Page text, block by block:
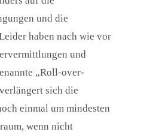
und die
haben nach wie vor
und
„Roll-over-
sich die
einmal um mindesten
wenn nicht